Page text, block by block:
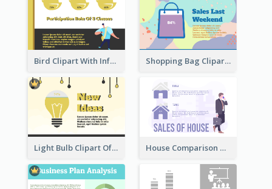
Bird Clipart With Information Shopping Bag Clipart Showing Percentage
Light Bulb Clipart Of New Ideas House Comparison With Information